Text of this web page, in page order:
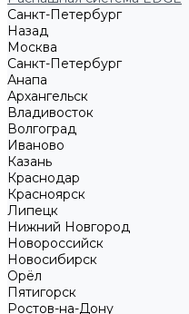
Санкт-Петербург
Назад
Москва
Санкт-Петербург
Анапа
Архангельск
Владивосток
Волгоград
Иваново
Казань
Краснодар
Красноярск
Липецк
Нижний Новгород
Новороссийск
Новосибирск
Орёл
Пятигорск
Ростов-на-Дону